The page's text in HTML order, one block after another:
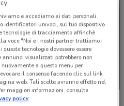
e accediamo ai dati personali,
identificatori univoci, sul tuo dispositivo.
tecnologie di tracciamento affinché
voce "Noi e i nostri partner trattiamo i
tecnologie dovessero essere
visualizzati potrebbero non
a questo menu per
il consenso facendo clic sul link
web. Tali scelte avranno effetto nel
maggiori informazioni, consulta
policy